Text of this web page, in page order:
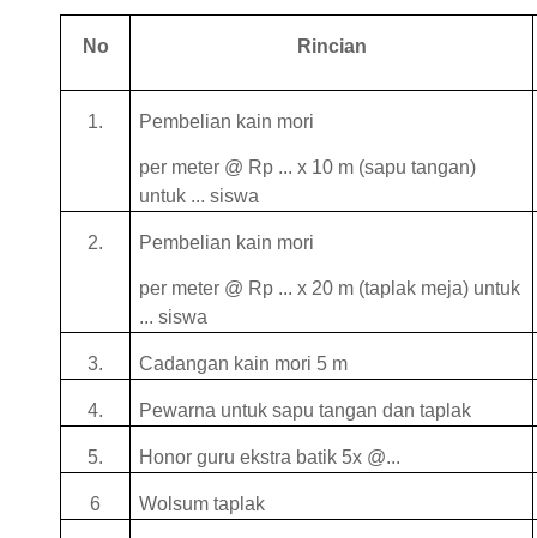
No Rincian
1. Pembelian kain mori
per meter @ Rp ... x 10 m (sapu tangan)
untuk ... siswa
2. Pembelian kain mori
per meter @ Rp ... x 20 m (taplak meja) untuk
... siswa
3. Cadangan kain mori 5 m
4. Pewarna untuk sapu tangan dan taplak
5. Honor guru ekstra batik 5x @...
6 Wolsum taplak